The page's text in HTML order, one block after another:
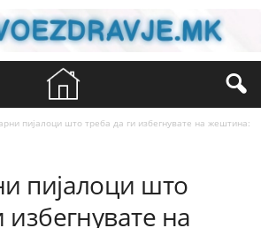
пијалоци што треба да ги избегнувате на жештина:
пијалоци што
избегнувате на